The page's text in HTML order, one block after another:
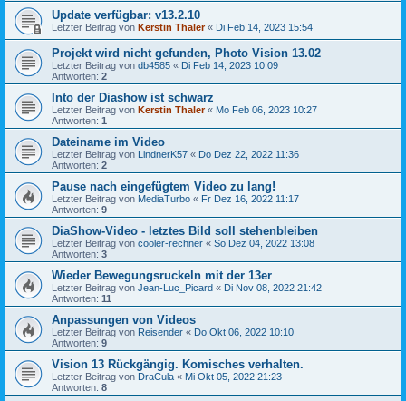
Update verfügbar: v13.2.10
Letzter Beitrag von Kerstin Thaler« Di Feb 14, 2023 15:54
Projekt wird nicht gefunden, Photo Vision 13.02
Letzter Beitrag von db4585 « Di Feb 14, 2023 10:09
Antworten: 2
Into der Diashow ist schwarz
Letzter Beitrag von Kerstin Thaler« Mo Feb 06, 2023 10:27
Antworten: 1
Dateiname im Video
Letzter Beitrag von LindnerK57 « Do Dez 22, 2022 11:36
Antworten: 2
Pause nach eingefügtem Video zu lang!
Letzter Beitrag von MediaTurbo « Fr Dez 16, 2022 11:17
Antworten: 9
DiaShow-Video - letztes Bild soll stehenbleiben
Letzter Beitrag von cooler-rechner « So Dez 04, 2022 13:08
Antworten: 3
Wieder Bewegungsruckeln mit der 13er
Letzter Beitrag von Jean-Luc_Picard « Di Nov 08, 2022 21:42
Antworten: 11
Anpassungen von Videos
Letzter Beitrag von Reisender « Do Okt 06, 2022 10:10
Antworten: 9
Vision 13 Rückgängig. Komisches verhalten.
Letzter Beitrag von DraCula « Mi Okt 05, 2022 21:23
Antworten: 8